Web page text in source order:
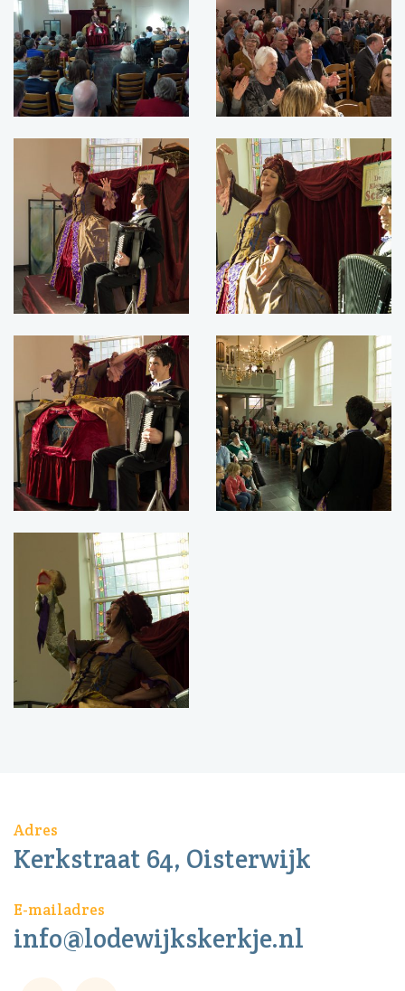
Adres
Kerkstraat 64, Oisterwijk
E-mailadres
info@lodewijkskerkje.nl